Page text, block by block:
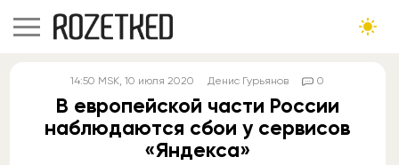
14:50 MSK, 10 июля 2020 Денис Гурьянов 0
В европейской части России
наблюдаются сбои у сервисов
«Яндекса»